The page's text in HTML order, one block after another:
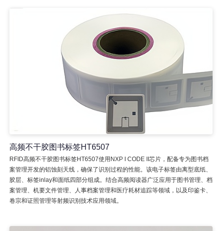
高频不干胶图书标签HT6507
RFID高频不干胶图书标签HT6507使用NXP I CODE II芯片，配备专为图书档
案管理开发的铝蚀刻天线，确保了识别过程的性能。该电子标签由离型底纸、
胶层、标签inlay和面纸四部分组成。结合高频阅读器广泛应用于图书管理、档
案管理、机要文件管理、人事档案管理和医疗耗材追踪等领域，以及印鉴卡、
卷宗和证照管理等射频识别技术应用领域。